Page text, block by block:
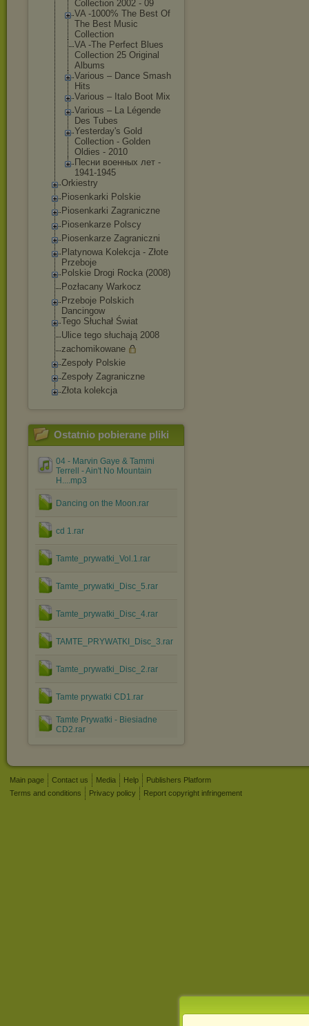
Collection 2002 - 09
VA -1000% The Best Of
The Best Music
Collection
VA -The Perfect Blues
Collection 25 Original
Albums
Various ‎– Dance Smash
Hits
Various ‎– Italo Boot Mix
Various – La Légende
Des Tubes
Yesterday's Gold
Collection - Golden
Oldies - 2010
Песни военных лет -
1941-1945
Orkiestry
Piosenkarki Polskie
Piosenkarki Zagraniczne
Piosenkarze Polscy
Piosenkarze Zagraniczni
Platynowa Kolekcja - Złote
Przeboje
Polskie Drogi Rocka (2008)
Pozłacany Warkocz
Przeboje Polskich
Dancingow
Tego Słuchał Świat
Ulice tego słuchają 2008
zachomikowane
Zespoły Polskie
Zespoły Zagraniczne
Złota kolekcja
Ostatnio pobierane pliki
04 - Marvin Gaye & Tammi
Terrell - Ain't No Mountain
H....mp3
Dancing on the Moon.rar
cd 1.rar
Tamte_prywatki_Vol.1.rar
Tamte_prywatki_Disc_5.rar
Tamte_prywatki_Disc_4.rar
TAMTE_PRYWATKI_Disc_3.rar
Tamte_prywatki_Disc_2.rar
Tamte prywatki CD1.rar
Tamte Prywatki - Biesiadne
CD2.rar
Main page Contact us Media Help
Publishers Platform
Terms and conditions
Privacy policy Report copyright infringement